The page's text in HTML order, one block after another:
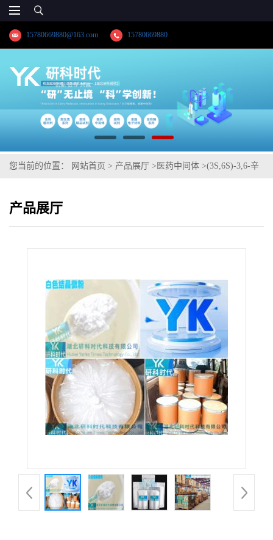
15780669880@163.com 15780669880
您当前的位置： 网站首页 > 产品展厅 > 医药中间体 >(3S,6S)-3,6-辛
产品展厅